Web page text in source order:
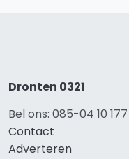
Dronten 0321
Bel ons: 085-04 10 177
Contact
Adverteren